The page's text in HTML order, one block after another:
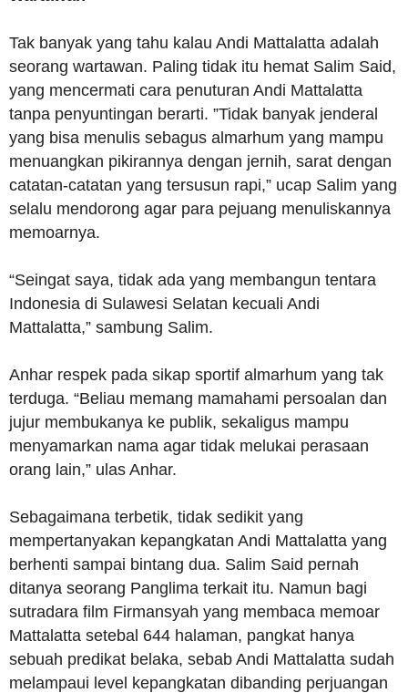
Tak banyak yang tahu kalau Andi Mattalatta adalah
seorang wartawan. Paling tidak itu hemat Salim Said,
yang mencermati cara penuturan Andi Mattalatta
tanpa penyuntingan berarti. ”Tidak banyak jenderal
yang bisa menulis sebagus almarhum yang mampu
menuangkan pikirannya dengan jernih, sarat dengan
catatan-catatan yang tersusun rapi,” ucap Salim yang
selalu mendorong agar para pejuang menuliskannya
memoarnya.
“Seingat saya, tidak ada yang membangun tentara
Indonesia di Sulawesi Selatan kecuali Andi
Mattalatta,” sambung Salim.
Anhar respek pada sikap sportif almarhum yang tak
terduga. “Beliau memang mamahami persoalan dan
jujur membukanya ke publik, sekaligus mampu
menyamarkan nama agar tidak melukai perasaan
orang lain,” ulas Anhar.
Sebagaimana terbetik, tidak sedikit yang
mempertanyakan kepangkatan Andi Mattalatta yang
berhenti sampai bintang dua. Salim Said pernah
ditanya seorang Panglima terkait itu. Namun bagi
sutradara film Firmansyah yang membaca memoar
Mattalatta setebal 644 halaman, pangkat hanya
sebuah predikat belaka, sebab Andi Mattalatta sudah
melampaui level kepangkatan dibanding perjuangan